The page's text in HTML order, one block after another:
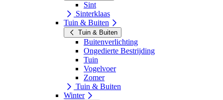
Sint
Sinterklaas
Tuin & Buiten
Tuin & Buiten
Buitenverlichting
Ongedierte Bestrijding
Tuin
Vogelvoer
Zomer
Tuin & Buiten
Winter